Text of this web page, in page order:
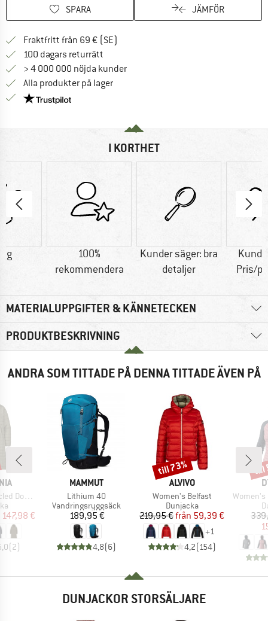
SPARA JÄMFÖR
Fraktfritt från 69 € (SE)
100 dagars returrätt
> 4 000 000 nöjda kunder
Alla produkter på lager
Trust Pilot-garanti - hitta all information här!
I KORTHET
g
100%
rekommendera
Kunder säger: bra
detaljer
Pris/
MATERIALUPPGIFTER & KÄNNETECKEN
PRODUKTBESKRIVNING
ANDRA SOM TITTADE PÅ DENNA TITTADE ÄVEN PÅ
Parka
pris
147,98 €
(2)
VARUMÄRKE
MAMMUT
Produkter
Lithium 40
Produktgrupp
Vandringsryggsäck
Pris
189,95 €
4,8(6)
VARUMÄRKE
ALVIVO
Produkter
Women's Belfast
Produktgrupp
Dunjacka
Pris
219,95 € Reducerat pris
från 59,39 €
+1
4,2(154)
Rabatt
till 73%
Produkter
Women's
DUNJACKOR STORSÄLJARE